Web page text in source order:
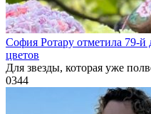
София Ротару отметила 79-
цветов
Для звезды, которая уже
0344